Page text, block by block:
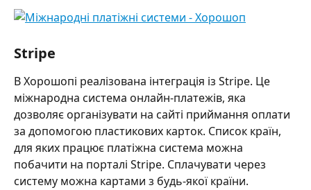
Stripe
В Хорошопі реалізована інтеграція із Stripe. Це
міжнародна система онлайн-платежів, яка
дозволяє організувати на сайті приймання оплати
за допомогою пластикових карток. Список країн,
для яких працює платіжна система можна
побачити на порталі Stripe. Сплачувати через
систему можна картами з будь-якої країни.